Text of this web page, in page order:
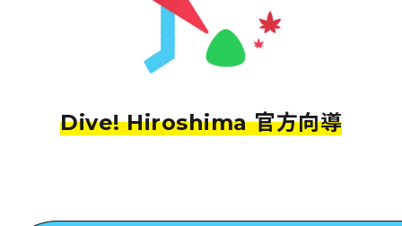
Dive! Hiroshima 官方向導